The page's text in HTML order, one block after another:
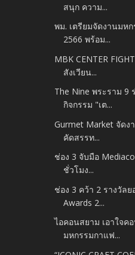
สนุก ความ...
พม. เตรียมจัดงานมห
2566 พร้อม...
MBK CENTER
สังเวียน...
The Nine พระราม 9
กิจกรรม "เต...
Gurmet Market จัด
คัดสรรท...
ช่อง 3 จับมือ
ชั่วโมง...
ช่อง 3 คว้า 2 รางวัลย
Awards 2...
ไอคอนสยาม เอาใจค
มหกรรมกาแฟ...